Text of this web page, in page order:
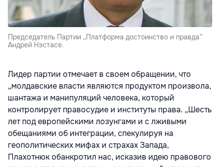
Председатель Партии „Платформа достоинство и правда”
Андрей Нэстасе.
Лидер партии отмечает в своем обращении, что
„молдавские власти являются продуктом произвола,
шантажа и манипуляций человека, который
контролирует правосудие и институты права. „Шесть
лет под европейскими лозунгами и с лживыми
обещаниями об интеграции, спекулируя на
геополитических мифах и страхах Запада,
Плахотнюк обанкротил нас, исказив идею правового